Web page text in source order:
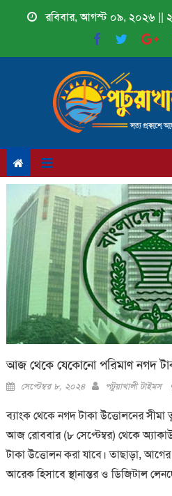
রবিবার, আগস্ট ০৯, ২০২৬ ||
আজ থেকে যেকোনো পরিমাণ নগদ
Posted
সেপ্টেম্বর ৮, ২০২৪ Author
পটুয়াখালী টাইমস
ব্যাংক থেকে নগদ টাকা উত্তোলনের সীমা
আজ রোববার (৮ সেপ্টেম্বর) থেকে
টাকা উত্তোলন করা যাবে। তাছাড়া,
আরেক হিসাবে স্থানান্তর ও ডিজিটাল